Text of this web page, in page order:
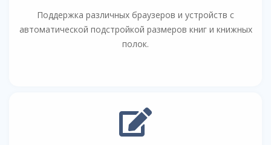
Поддержка различных браузеров и устройств с
автоматической подстройкой размеров книг и книжных
полок.